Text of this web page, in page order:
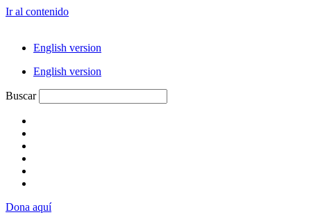
Ir al contenido
English version
English version
Buscar
Dona aquí